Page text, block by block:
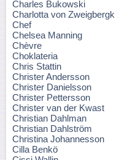
Charles Bukowski
Charlotta von Zweigbergk
Chef
Chelsea Manning
Chèvre
Choklateria
Chris Stattin
Christer Andersson
Christer Danielsson
Christer Pettersson
Christer van der Kwast
Christian Dahlman
Christian Dahlström
Christina Johannesson
Cilla Benkö